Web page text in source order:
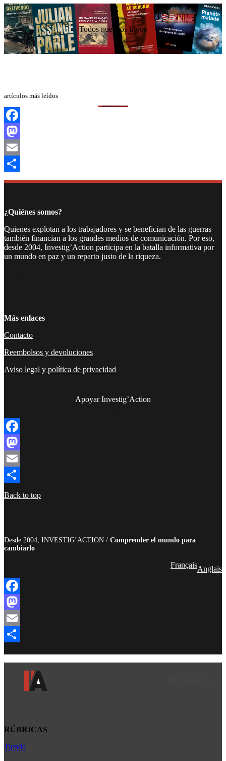
Todos nuestros libros
artículos más leídos
Facebook
Mastodon
Email
Compartir
¿Quiénes somos?
Quienes explotan a los trabajadores y se benefician de las guerras
también financian a los grandes medios de comunicación. Por eso,
desde 2004, Investig’Action participa en la batalla informativa por
un mundo en paz y un reparto justo de la riqueza.
Más enlaces
Contacto
Reembolsos y devoluciones
Aviso legal y política de privacidad
Apoyar Investig’Action
Facebook
Mastodon
Email
Compartir
Back to top
Desde 2004, INVESTIG’ACTION / Comprender el mundo para
cambiarlo
FrançaisAnglais
Facebook
Mastodon
Email
RÚBRICAS
Africa
Tienda